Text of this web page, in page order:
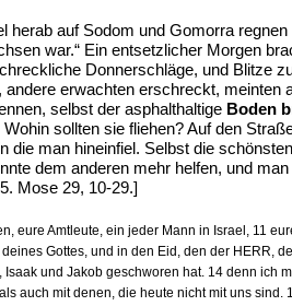
herab auf Sodom und Gomorra regnen
war.“ Ein entsetzlicher Morgen
Donnerschläge, und Blitze
erwachten erschreckt, meinten
selbst der asphalthaltige Boden
sollten sie fliehen? Auf den
die man hineinfiel. Selbst die
dem anderen mehr helfen, und
Mose 29, 10-29.]
eure Amtleute, ein jeder Mann in Israel, 11
Gottes, und in den Eid, den der HERR,
und Jakob geschworen hat. 14 denn ich
auch mit denen, die heute nicht mit uns sind.